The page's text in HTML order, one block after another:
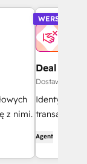
z nimi.
WERSJA
Deal Loss
Dostawca:
Identyfikuje
transakcji i
Agent